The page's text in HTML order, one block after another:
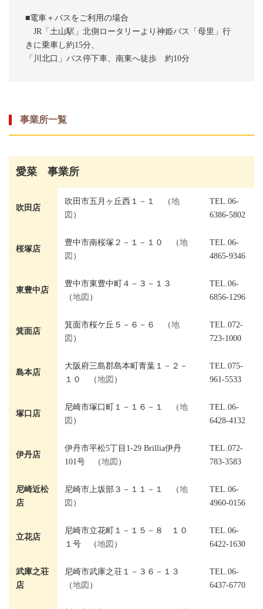
■電車＋バスをご利用の場合
JR「土山駅」北側ロータリーより神姫バス「母里」行
きに乗車し約15分、
「川北口」バス停下車、南東へ徒歩 約10分
事業所一覧
愛菜 事業所
吹田店
吹田市五月ヶ丘西１－１ （地
図 ）
TEL.06-
6386-5802
桜塚店
豊中市南桜塚２－１－１０ （地
図 ）
TEL.06-
4865-9346
東豊中店
豊中市東豊中町４－３－１３
（地図 ）
TEL.06-
6856-1296
箕面店
箕面市桜ケ丘５－６－６ （地
図 ）
TEL.072-
723-1000
島本店
大阪府三島郡島本町青葉１－２－
１０ （地図 ）
TEL.075-
961-5533
塚口店
尼崎市塚口町１－１６－１ （地
図 ）
TEL.06-
6428-4132
伊丹店
伊丹市平松5丁目1-29 Brillia伊丹
101号 （地図 ）
TEL.072-
783-3583
尼崎近松
店
尼崎市上坂部３－１１－１ （地
図 ）
TEL.06-
4960-0156
立花店
尼崎市立花町１－１５－８ １０
１号 （地図 ）
TEL.06-
6422-1630
武庫之荘
店
尼崎市武庫之荘１－３６－１３
（地図 ）
TEL.06-
6437-6770